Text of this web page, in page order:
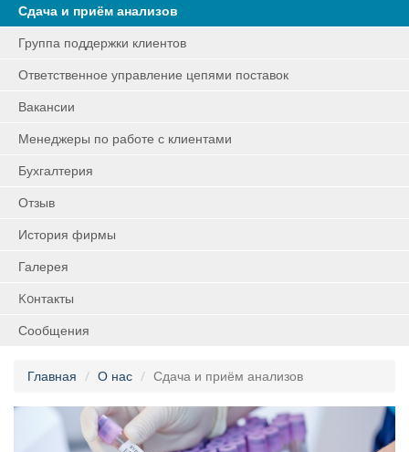
Сдача и приём анализов
Группа поддержки клиентов
Ответственное управление цепями поставок
Вакансии
Менеджеры по работе с клиентами
Бухгалтерия
Отзыв
История фирмы
Галерея
Koнтакты
Сообщения
Главная О нас Сдача и приём анализов